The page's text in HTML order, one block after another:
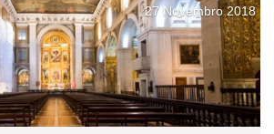
27 Novembro 2018